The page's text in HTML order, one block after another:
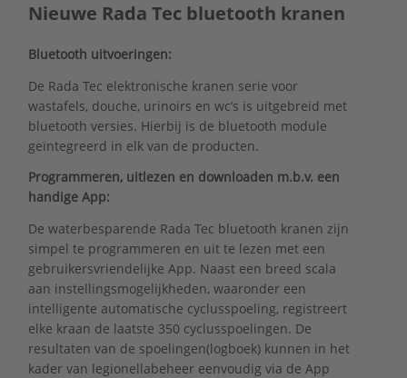
Nieuwe Rada Tec bluetooth kranen
Bluetooth uitvoeringen:
De Rada Tec elektronische kranen serie voor
wastafels, douche, urinoirs en wc’s is uitgebreid met
bluetooth versies. Hierbij is de bluetooth module
geïntegreerd in elk van de producten.
Programmeren, uitlezen en downloaden m.b.v. een
handige App:
De waterbesparende Rada Tec bluetooth kranen zijn
simpel te programmeren en uit te lezen met een
gebruikersvriendelijke App. Naast een breed scala
aan instellingsmogelijkheden, waaronder een
intelligente automatische cyclusspoeling, registreert
elke kraan de laatste 350 cyclusspoelingen. De
resultaten van de spoelingen(logboek) kunnen in het
kader van legionellabeheer eenvoudig via de App